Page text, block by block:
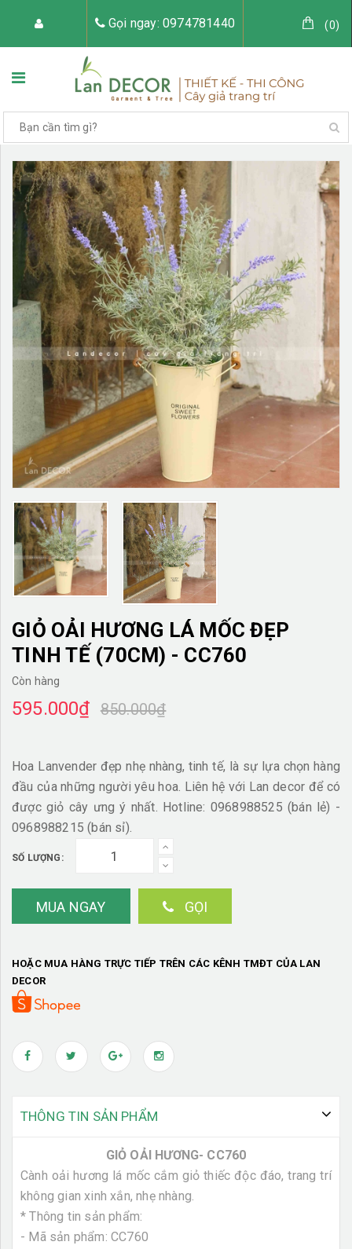
Gọi ngay: 0974781440 (0)
TRANG CHỦ VỀ LAN DECOR
CÂY GIẢ TRANG TRÍ TIỂU CẢNH CÂY GIẢ
TƯỜNG CÂY GIẢ KHĂN TRẢI BÀN
TƯ VẤN LIÊN HỆ
GIỎ OẢI HƯƠNG LÁ MỐC ĐẸP
TINH TẾ (70CM) - CC760
Còn hàng
595.000₫ 850.000₫
Hoa Lanvender đẹp nhẹ nhàng, tinh tế, là sự lựa chọn hàng
đầu của những người yêu hoa. Liên hệ với Lan decor để có
được giỏ cây ưng ý nhất. Hotline: 0968988525 (bán lẻ) -
0968988215 (bán sỉ).
SỐ LƯỢNG:
MUA NGAY GỌI
HOẶC MUA HÀNG TRỰC TIẾP TRÊN CÁC KÊNH TMĐT CỦA LAN
DECOR
THÔNG TIN SẢN PHẨM
GIỎ OẢI HƯƠNG- CC760
Cành oải hương lá mốc cắm giỏ thiếc độc đáo, trang trí
không gian xinh xắn, nhẹ nhàng.
* Thông tin sản phẩm:
- Mã sản phẩm: CC760